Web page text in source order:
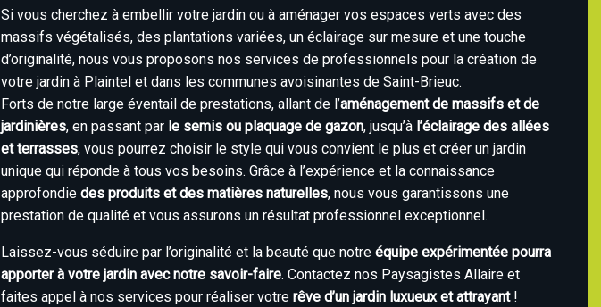
Si vous cherchez à embellir votre jardin ou à aménager vos espaces verts avec des
massifs végétalisés, des plantations variées, un éclairage sur mesure et une touche
d’originalité, nous vous proposons nos services de professionnels pour la création de
votre jardin à Plaintel et dans les communes avoisinantes de Saint-Brieuc.
Forts de notre large éventail de prestations, allant de l’aménagement de massifs et de
jardinières, en passant par le semis ou plaquage de gazon, jusqu’à l’éclairage des allées
et terrasses, vous pourrez choisir le style qui vous convient le plus et créer un jardin
unique qui réponde à tous vos besoins. Grâce à l’expérience et la connaissance
approfondie des produits et des matières naturelles, nous vous garantissons une
prestation de qualité et vous assurons un résultat professionnel exceptionnel.
Laissez-vous séduire par l’originalité et la beauté que notre équipe expérimentée pourra
apporter à votre jardin avec notre savoir-faire. Contactez nos Paysagistes Allaire et
faites appel à nos services pour réaliser votre rêve d’un jardin luxueux et attrayant!